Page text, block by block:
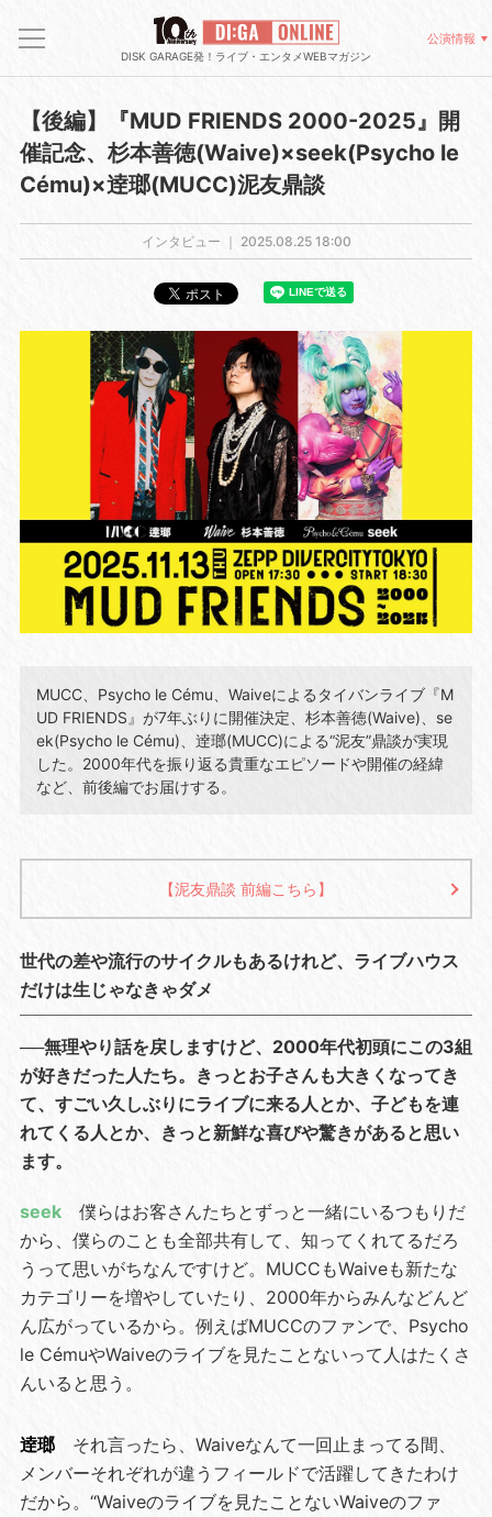
DISK GARAGE発！ライブ・エンタメWEBマガジン
公演情報
【後編】『MUD FRIENDS 2000-2025』開
催記念、杉本善徳(Waive)×seek(Psycho le
Cému)×逹瑯(MUCC)泥友鼎談
インタビュー ｜ 2025.08.25 18:00
MUCC、Psycho le Cému、Waiveによるタイバンライブ『M
UD FRIENDS』が7年ぶりに開催決定、杉本善徳(Waive)、se
ek(Psycho le Cému)、逹瑯(MUCC)による“泥友”鼎談が実現
した。2000年代を振り返る貴重なエピソードや開催の経緯
など、前後編でお届けする。
【泥友鼎談 前編こちら】
世代の差や流行のサイクルもあるけれど、ライブハウス
だけは生じゃなきゃダメ
──無理やり話を戻しますけど、2000年代初頭にこの3組
が好きだった人たち。きっとお子さんも大きくなってき
て、すごい久しぶりにライブに来る人とか、子どもを連
れてくる人とか、きっと新鮮な喜びや驚きがあると思い
ます。
seek
僕らはお客さんたちとずっと一緒にいるつもりだ
から、僕らのことも全部共有して、知ってくれてるだろ
うって思いがちなんですけど。MUCCもWaiveも新たな
カテゴリーを増やしていたり、2000年からみんなどんど
ん広がっているから。例えばMUCCのファンで、Psycho
le CémuやWaiveのライブを見たことないって人はたくさ
んいると思う。
逹瑯
それ言ったら、Waiveなんて一回止まってる間、
メンバーそれぞれが違うフィールドで活躍してきたわけ
だから。“Waiveのライブを見たことないWaiveのファ